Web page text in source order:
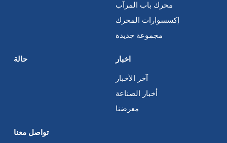
محرك باب المرآب
إكسسوارات المحرك
مجموعة جديدة
حالة اخبار
آخر الأخبار
أخبار الصناعة
معرضنا
تواصل معنا